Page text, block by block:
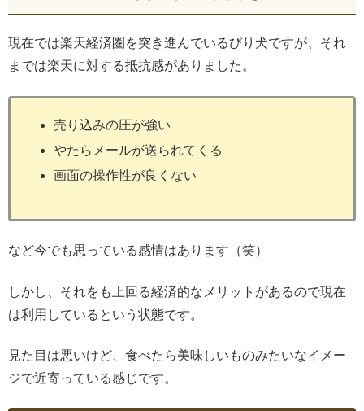
現在では楽天経済圏を突き進んでいるびり犬ですが、それ
までは楽天に対する抵抗感がありました。
売り込みの圧が強い
やたらメールが送られてくる
画面の操作性が良くない
など今でも思っている感情はあります（笑）
しかし、それをも上回る経済的なメリットがあるので現在
は利用しているという状態です。
見た目は悪いけど、食べたら美味しいものみたいなイメー
ジで近寄っている感じです。